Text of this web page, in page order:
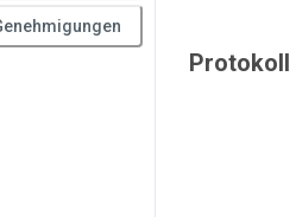
Protokoll